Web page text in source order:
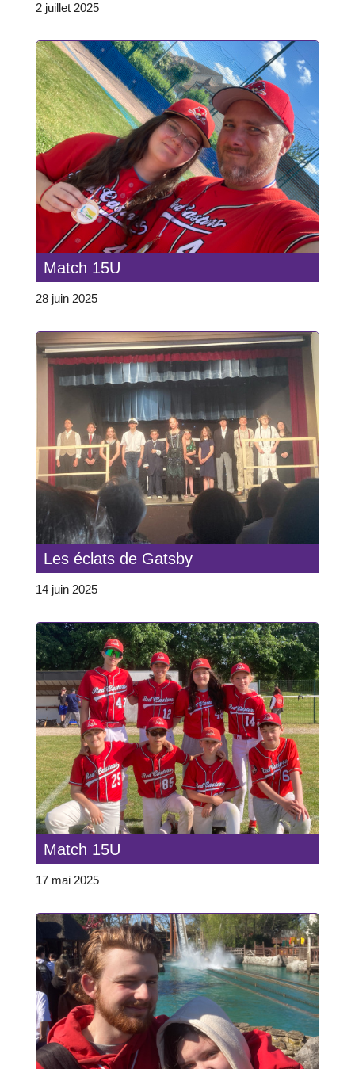
2 juillet 2025
Match 15U
28 juin 2025
Les éclats de Gatsby
14 juin 2025
Match 15U
17 mai 2025